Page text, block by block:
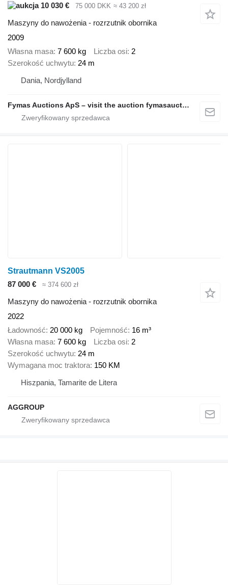
10 030 €
75 000 DKK ≈ 43 200 zł
Maszyny do nawożenia - rozrzutnik obornika
2009
Własna masa 7 600 kg Liczba osi 2
Szerokość uchwytu 24 m
Dania, Nordjylland
Fymas Auctions ApS – visit the auction fymasauctions.dk
Strautmann VS2005
87 000 €
≈ 374 600 zł
Maszyny do nawożenia - rozrzutnik obornika
2022
Ładowność 20 000 kg Pojemność 16 m³
Własna masa 7 600 kg Liczba osi 2
Szerokość uchwytu 24 m
Wymagana moc traktora 150 KM
Hiszpania, Tamarite de Litera
AGGROUP